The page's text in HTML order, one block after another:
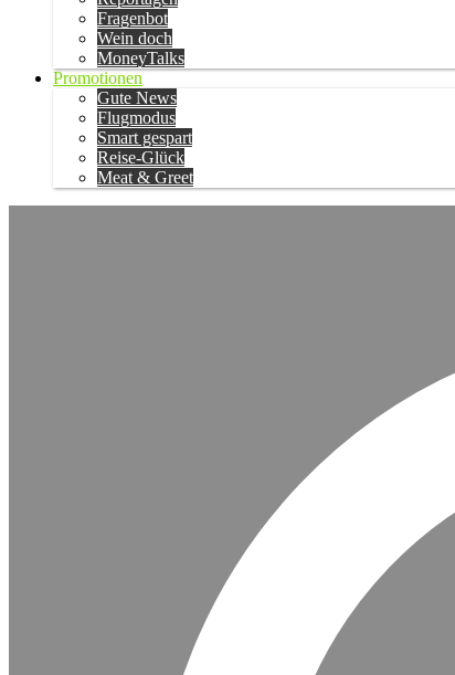
Fragenbot
Wein doch
MoneyTalks
Promotionen
Gute News
Flugmodus
Smart gespart
Reise-Glück
Meat & Greet